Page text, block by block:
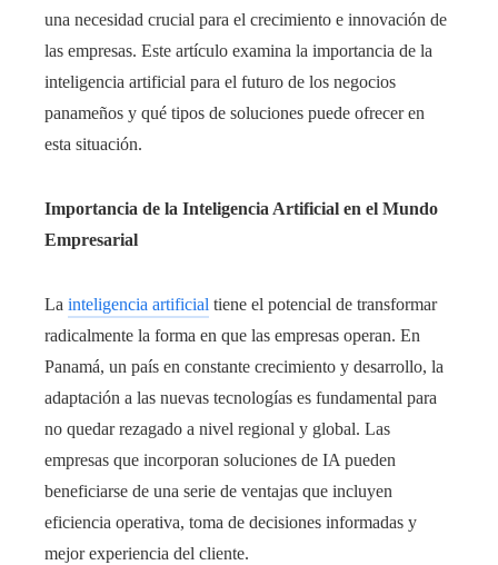
una necesidad crucial para el crecimiento e innovación de
las empresas. Este artículo examina la importancia de la
inteligencia artificial para el futuro de los negocios
panameños y qué tipos de soluciones puede ofrecer en
esta situación.
Importancia de la Inteligencia Artificial en el Mundo
Empresarial
La inteligencia artificial tiene el potencial de transformar
radicalmente la forma en que las empresas operan. En
Panamá, un país en constante crecimiento y desarrollo, la
adaptación a las nuevas tecnologías es fundamental para
no quedar rezagado a nivel regional y global. Las
empresas que incorporan soluciones de IA pueden
beneficiarse de una serie de ventajas que incluyen
eficiencia operativa, toma de decisiones informadas y
mejor experiencia del cliente.